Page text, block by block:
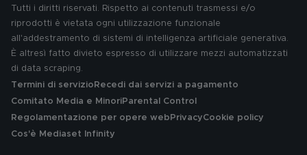
Tutti i diritti riservati. Rispetto ai contenuti trasmessi e/o
riprodotti è vietata ogni utilizzazione funzionale
all'addestramento di sistemi di intelligenza artificiale generativa.
È altresì fatto divieto espresso di utilizzare mezzi automatizzati
di data scraping.
Termini di servizio Recedi dai servizi a pagamento
Comitato Media e MinoriParental Control
Regolamentazione per opere web PrivacyCookie policy
Cos'è Mediaset Infinity